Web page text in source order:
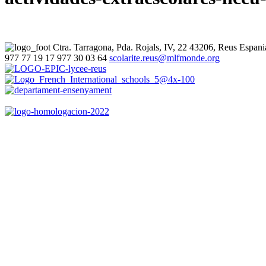
Ctra. Tarragona, Pda. Rojals, IV, 22 43206, Reus
977 77 19 17 977 30 03 64 scolarite.reus@mlfmonde.org